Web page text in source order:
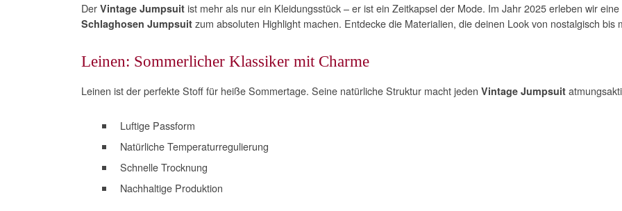
Der Vintage Jumpsuit ist mehr als nur ein Kleidungsstück – er ist ein Zeitkapsel der Mode. Im Jahr 2025 erleben wir
Schlaghosen Jumpsuit zum absoluten Highlight machen. Entdecke die Materialien, die deinen Look von nostalgisch bis
Leinen: Sommerlicher Klassiker mit Charme
Leinen ist der perfekte Stoff für heiße Sommertage. Seine natürliche Struktur macht jeden Vintage Jumpsuit
Luftige Passform
Natürliche Temperaturregulierung
Schnelle Trocknung
Nachhaltige Produktion